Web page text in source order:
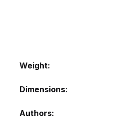
Weight
Dimensions
Authors